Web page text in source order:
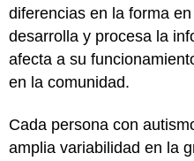
diferencias en la forma
desarrolla y procesa la
afecta a su
en la comunidad.
Cada persona con
amplia variabilidad en la